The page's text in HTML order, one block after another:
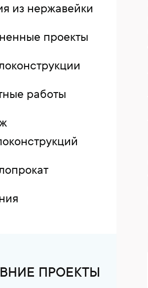
из нержавейки
проекты
работы
ПРОЕКТЫ